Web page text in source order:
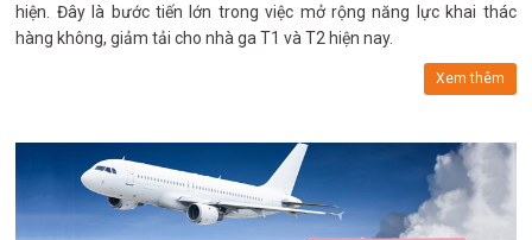
hiện. Đây là bước tiến lớn trong việc mở rộng năng lực khai thác
hàng không, giảm tải cho nhà ga T1 và T2 hiện nay.
Xem thêm